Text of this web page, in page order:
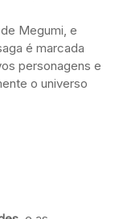
Megumi, e
é marcada
personagens e
o universo